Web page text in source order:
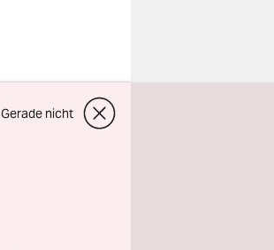
Gerade nicht